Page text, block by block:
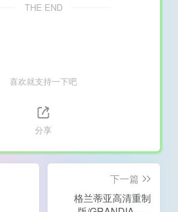
THE END
喜欢就支持一下吧
分享
下一篇
格兰蒂亚高清重制